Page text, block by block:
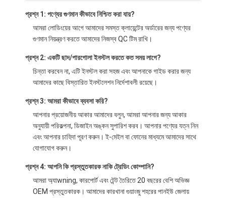
প্রশ্ন 1: পণ্যের গুণমান কীভাবে নিশ্চিত করা যায়?
আমরা লোডিংয়ের আগে আমাদের সমস্ত ক্লায়েন্টের অর্ডারের জন্য পণ্যের
গুণমান নিয়ন্ত্রণ করতে আমাদের নিজস্ব QC টিম রাখি।
প্রশ্ন 2: একটি ছাদ/পারগোলা ইনস্টল করতে কত সময় লাগে?
চিন্তা করবেন না, এটি ইনস্টল করা সহজ এবং আপনাকে গাইড করার জন্য
আমাদের কাছে বিস্তারিত ইনস্টলেশন নির্দেশাবলী রয়েছে।
প্রশ্ন 3: আমরা কীভাবে ব্যবসা করি?
আপনার প্রয়োজনীয় আকার আমাদের বলুন, আমরা আপনার জন্য আকার
অনুযায়ী পরিকল্পনা, ডিজাইন অঙ্কন সুপারিশ করব। আপনার পণ্যের যত্ন নিন
এবং আপনার চাহিদা পূরণ করুন। ই-মেইল বা ফোনের মাধ্যমে আমাদের সাথে
যোগাযোগ করুন।
প্রশ্ন 4: আপনি কি প্রস্তুতকারক নাকি ট্রেডিং কোম্পানি?
আমরা অ্যাwning, কারপোর্ট এবং টেন্ট তৈরিতে 20 বছরের বেশি অভিজ্ঞ
OEM প্রস্তুতকারক। আমাদের কারখানা গুয়াংজু শহরের পানইউ জেলায়